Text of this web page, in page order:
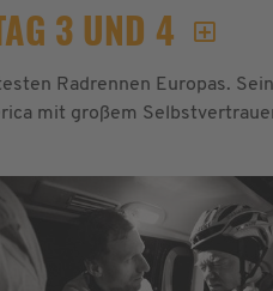
3 UND 4
Radrennen Europas.
mit großem